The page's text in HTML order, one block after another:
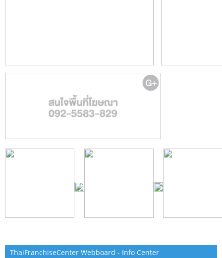
ThaiFranchiseCenter Webboard - Info Center